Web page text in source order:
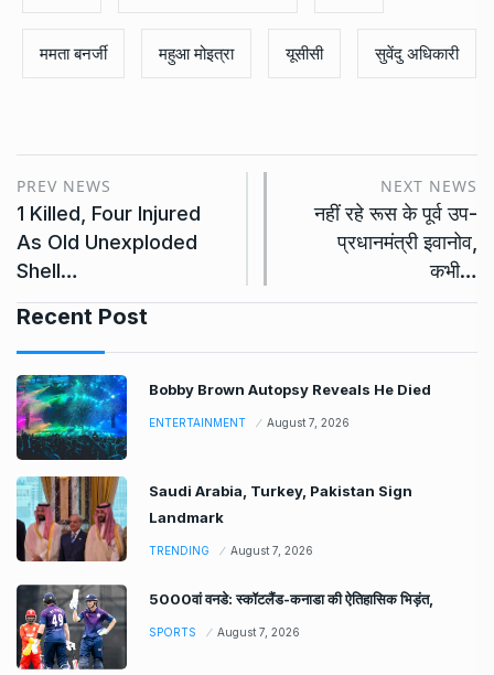
ममता बनर्जी महुआ मोइत्रा यूसीसी सुवेंदु अधिकारी
PREV NEWS
1 Killed, Four Injured
As Old Unexploded
Shell…
NEXT NEWS
नहीं रहे रूस के पूर्व उप-
प्रधानमंत्री इवानोव,
कभी…
Recent Post
Bobby Brown Autopsy Reveals He Died
ENTERTAINMENT August 7, 2026
Saudi Arabia, Turkey, Pakistan Sign
Landmark
TRENDING August 7, 2026
5000वां वनडे: स्कॉटलैंड-कनाडा की ऐतिहासिक भिड़ंत,
SPORTS August 7, 2026